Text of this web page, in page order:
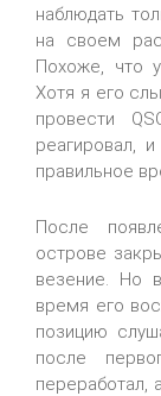
наблюдать
на своем
Похоже, что
Хотя я его
провести
реагировал,
правильное
После
острове
везение. Но
время его
позицию
после
переработал,